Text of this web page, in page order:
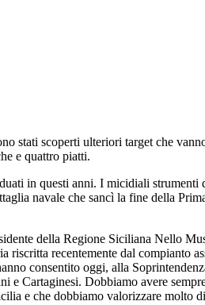
stati scoperti ulteriori target che
e quattro piatti.
in questi anni. I micidiali strumenti
navale che sancì la fine della
della Regione Siciliana Nello
riscritta recentemente dal compianto
consentito oggi, alla
Cartaginesi. Dobbiamo avere
e che dobbiamo valorizzare molto